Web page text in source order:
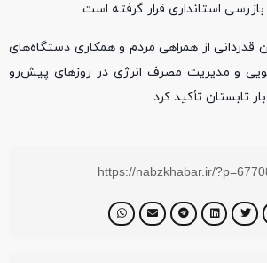
استانداری قرار گرفته است.
از همراهی مردم و همکاری دستگاه‌های
و مدیریت مصرف انرژی در روزهای پیش‌رو
تابستان تأکید کرد.
https://nabzkhabar.ir/